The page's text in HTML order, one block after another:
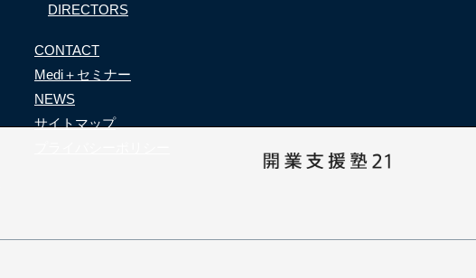
DIRECTORS
CONTACT
Medi＋セミナー
NEWS
サイトマップ